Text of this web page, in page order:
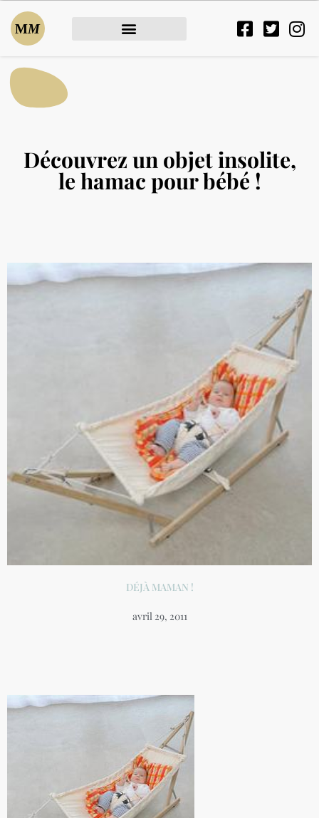
Découvrez un objet insolite,
le hamac pour bébé !
DÉJÀ MAMAN !
avril 29, 2011